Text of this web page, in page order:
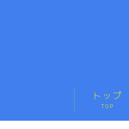
トップ
TOP